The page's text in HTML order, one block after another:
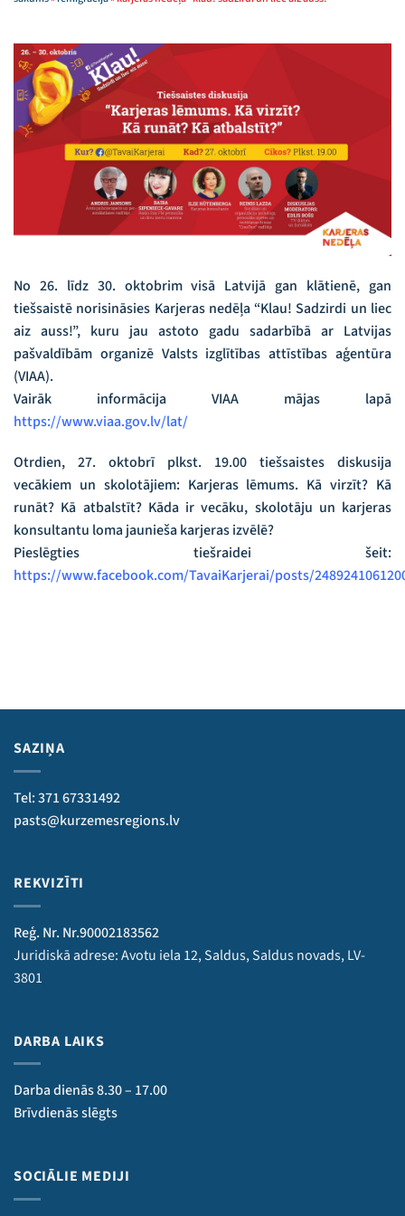
No 26. līdz 30. oktobrim visā Latvijā gan klātienē, gan
tiešsaistē norisināsies Karjeras nedēļa “Klau! Sadzirdi un liec
aiz auss!”, kuru jau astoto gadu sadarbībā ar Latvijas
pašvaldībām organizē Valsts izglītības attīstības aģentūra
(VIAA).
Vairāk informācija VIAA mājas lapā
https://www.viaa.gov.lv/lat/
Otrdien, 2️7️. oktobrī plkst. 19.00 tiešsaistes diskusija
vecākiem un skolotājiem: Karjeras lēmums. Kā virzīt? Kā
runāt? Kā atbalstīt? Kāda ir vecāku, skolotāju un karjeras
konsultantu loma jaunieša karjeras izvēlē?
Pieslēgties tiešraidei šeit:
https://www.facebook.com/TavaiKarjerai/posts/
SAZIŅA
Tel: 371 67331492
pasts@kurzemesregions.lv
REKVIZĪTI
Reģ. Nr. Nr.90002183562
Juridiskā adrese: Avotu iela 12, Saldus, Saldus novads, LV-
3801
DARBA LAIKS
Darba dienās 8.30 – 17.00
Brīvdienās slēgts
SOCIĀLIE MEDIJI